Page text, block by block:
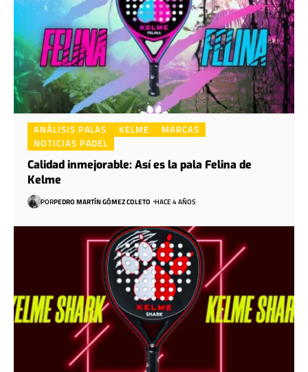
ANÁLISIS PALAS KELME
MARCAS
NOTICIAS PADEL
Calidad inmejorable: Así es la pala Felina de
Kelme
PORPEDRO MARTÍN GÓMEZ COLETO HACE 4 AÑOS